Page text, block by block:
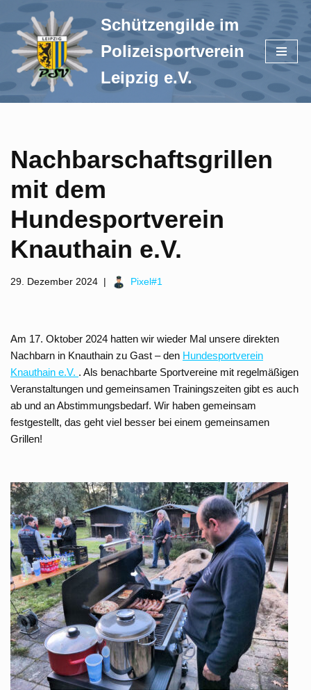
Zum
Inhalt
springen
Schützengilde im
Polizeisportverein
Leipzig e.V.
Nachbarschaftsgrillen
mit dem
Hundesportverein
Knauthain e.V.
29. Dezember 2024 Pixel#1
Am 17. Oktober 2024 hatten wir wieder Mal unsere direkten
Nachbarn in Knauthain zu Gast – den Hundesportverein
Knauthain e.V. . Als benachbarte Sportvereine mit regelmäßigen
Veranstaltungen und gemeinsamen Trainingszeiten gibt es auch
ab und an Abstimmungsbedarf. Wir haben gemeinsam
festgestellt, das geht viel besser bei einem gemeinsamen
Grillen!